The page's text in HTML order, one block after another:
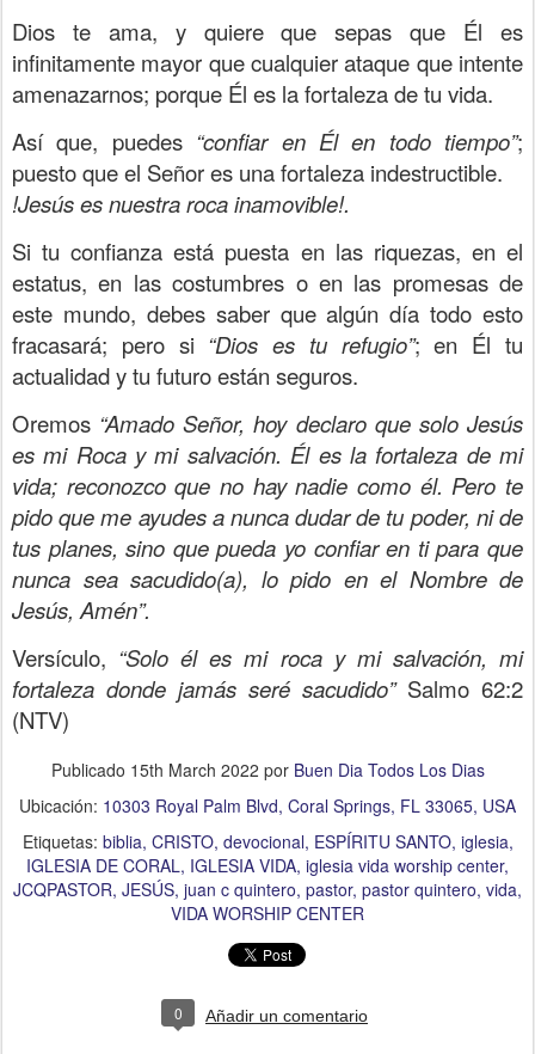
Dios te ama, y quiere que sepas que Él es
infinitamente mayor que cualquier ataque que intente
amenazarnos; porque Él es la fortaleza de tu vida.
Así que, puedes “confiar en Él en todo tiempo”;
puesto que el Señor es una fortaleza indestructible.
!Jesús es nuestra roca inamovible!.
Si tu confianza está puesta en las riquezas, en el
estatus, en las costumbres o en las promesas de
este mundo, debes saber que algún día todo esto
fracasará; pero si “Dios es tu refugio”; en Él tu
actualidad y tu futuro están seguros.
Oremos “Amado Señor, hoy declaro que solo Jesús
es mi Roca y mi salvación. Él es la fortaleza de mi
vida; reconozco que no hay nadie como él. Pero te
pido que me ayudes a nunca dudar de tu poder, ni de
tus planes, sino que pueda yo confiar en ti para que
nunca sea sacudido(a), lo pido en el Nombre de
Jesús, Amén”.
Versículo, “Solo él es mi roca y mi salvación, mi
fortaleza donde jamás seré sacudido”Salmo 62:2
(NTV)
Publicado 15th March 2022 por Buen Dia Todos Los Dias
Ubicación: 10303 Royal Palm Blvd, Coral Springs, FL 33065, USA
Etiquetas: biblia CRISTO devocional ESPÍRITU SANTO iglesia
IGLESIA DE CORAL IGLESIA VIDA iglesia vida worship center
JCQPASTOR JESÚS juan c quintero pastor pastor quintero vida
VIDA WORSHIP CENTER
0 Añadir un comentario